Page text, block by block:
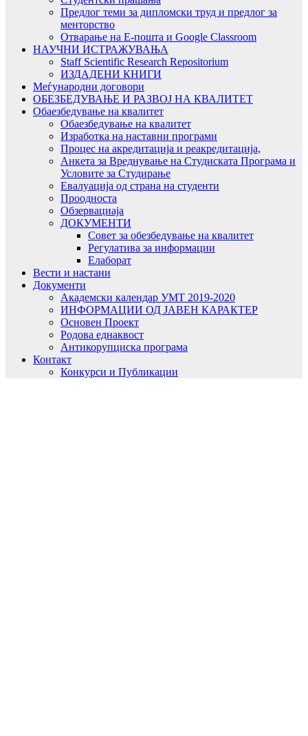
Предлог теми за дипломски труд и предлог за
менторство
Отварање на Е-пошта и Google Classroom
НАУЧНИ ИСТРАЖУВАЊА
Staff Scientific Research Repositorium
ИЗДАДЕНИ КНИГИ
Меѓународни договори
ОБЕЗБЕДУВАЊЕ И РАЗВОЈ НА КВАЛИТЕТ
Обаезбедување на квалитет
Обаезбедување на квалитет
Изработка на наставни програми
Процес на акредитација и реакредитација,
Анкета за Вреднување на Студиската Програма и
Условите за Студирање
Евалуација од страна на студенти
Проодноста
Обзервациаја
ДОКУМЕНТИ
Совет за обезбедување на квалитет
Регулатива за информации
Елаборат
Вести и настани
Документи
Академски календар УМТ 2019-2020
ИНФОРМАЦИИ ОД ЈАВЕН КАРАКТЕР
Основен Проект
Родова еднаквост
Антикорупциска програма
Контакт
Конкурси и Публикации